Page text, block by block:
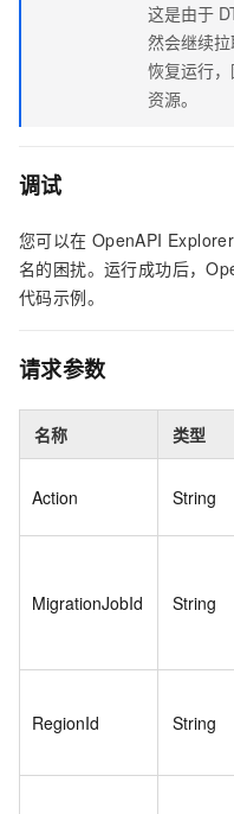
这是由于
然会继续
恢复运行
资源。
调试
您可以在 OpenAPI Explorer
名的困扰。运行成功后，
代码示例。
请求参数
名称 类型
Action String
MigrationJobId String
RegionId String